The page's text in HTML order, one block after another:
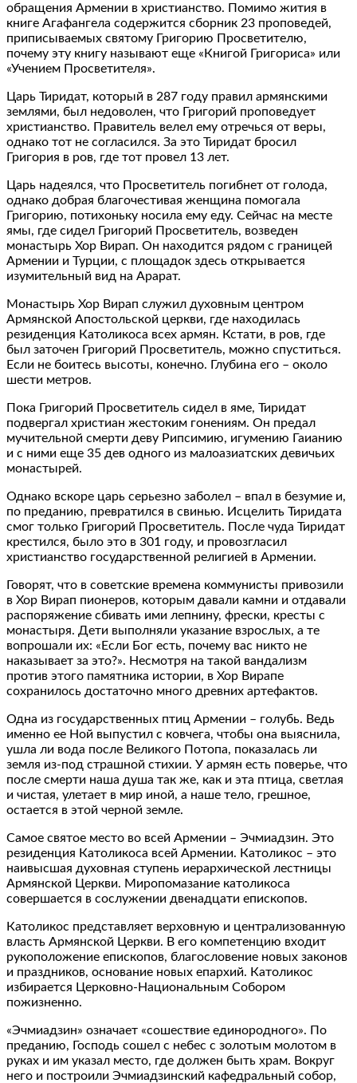
обращения Армении в христианство. Помимо жития в
книге Агафангела содержится сборник 23 проповедей,
приписываемых святому Григорию Просветителю,
почему эту книгу называют еще «Книгой Григориса» или
«Учением Просветителя».
Царь Тиридат, который в 287 году правил армянскими
землями, был недоволен, что Григорий проповедует
христианство. Правитель велел ему отречься от веры,
однако тот не согласился. За это Тиридат бросил
Григория в ров, где тот провел 13 лет.
Царь надеялся, что Просветитель погибнет от голода,
однако добрая благочестивая женщина помогала
Григорию, потихоньку носила ему еду. Сейчас на месте
ямы, где сидел Григорий Просветитель, возведен
монастырь Хор Вирап. Он находится рядом с границей
Армении и Турции, с площадок здесь открывается
изумительный вид на Арарат.
Монастырь Хор Вирап служил духовным центром
Армянской Апостольской церкви, где находилась
резиденция Католикоса всех армян. Кстати, в ров, где
был заточен Григорий Просветитель, можно спуститься.
Если не боитесь высоты, конечно. Глубина его – около
шести метров.
Пока Григорий Просветитель сидел в яме, Тиридат
подвергал христиан жестоким гонениям. Он предал
мучительной смерти деву Рипсимию, игумению Гаианию
и с ними еще 35 дев одного из малоазиатских девичьих
монастырей.
Однако вскоре царь серьезно заболел – впал в безумие и,
по преданию, превратился в свинью. Исцелить Тиридата
смог только Григорий Просветитель. После чуда Тиридат
крестился, было это в 301 году, и провозгласил
христианство государственной религией в Армении.
Говорят, что в советские времена коммунисты привозили
в Хор Вирап пионеров, которым давали камни и отдавали
распоряжение сбивать ими лепнину, фрески, кресты с
монастыря. Дети выполняли указание взрослых, а те
вопрошали их: «Если Бог есть, почему вас никто не
наказывает за это?». Несмотря на такой вандализм
против этого памятника истории, в Хор Вирапе
сохранилось достаточно много древних артефактов.
Одна из государственных птиц Армении – голубь. Ведь
именно ее Ной выпустил с ковчега, чтобы она выяснила,
ушла ли вода после Великого Потопа, показалась ли
земля из-под страшной стихии. У армян есть поверье, что
после смерти наша душа так же, как и эта птица, светлая
и чистая, улетает в мир иной, а наше тело, грешное,
остается в этой черной земле.
Самое святое место во всей Армении – Эчмиадзин. Это
резиденция Католикоса всей Армении. Католикос – это
наивысшая духовная ступень иерархической лестницы
Армянской Церкви. Миропомазание католикоса
совершается в сослужении двенадцати епископов.
Католикос представляет верховную и централизованную
власть Армянской Церкви. В его компетенцию входит
рукоположение епископов, благословение новых законов
и праздников, основание новых епархий. Католикос
избирается Церковно-Национальным Собором
пожизненно.
«Эчмиадзин» означает «сошествие единородного». По
преданию, Господь сошел с небес с золотым молотом в
руках и им указал место, где должен быть храм. Вокруг
него и построили Эчмиадзинский кафедральный собор,